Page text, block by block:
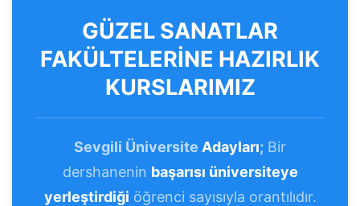
GÜZEL SANATLAR
FAKÜLTELERİNE HAZIRLIK
KURSLARIMIZ
Sevgili Üniversite Adayları; Bir
dershanenin başarısı üniversiteye
yerleştirdiği öğrenci sayısıyla orantılıdır.